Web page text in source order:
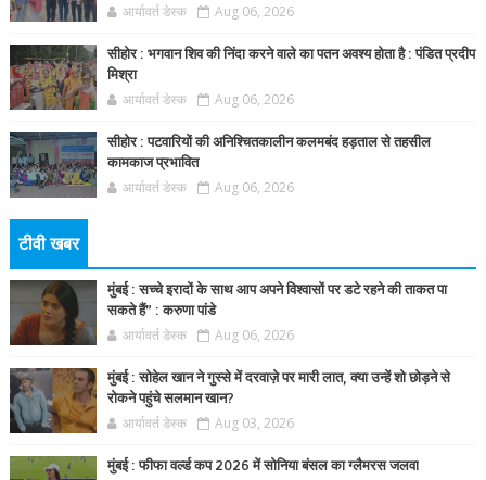
आर्यावर्त डेस्क Aug 06, 2026
सीहोर : भगवान शिव की निंदा करने वाले का पतन अवश्य होता है : पंडित प्रदीप
मिश्रा
आर्यावर्त डेस्क Aug 06, 2026
सीहोर : पटवारियों की अनिश्चितकालीन कलमबंद हड़ताल से तहसील
कामकाज प्रभावित
आर्यावर्त डेस्क Aug 06, 2026
टीवी खबर
मुंबई : सच्चे इरादों के साथ आप अपने विश्वासों पर डटे रहने की ताकत पा
सकते हैं” : करुणा पांडे
आर्यावर्त डेस्क Aug 06, 2026
मुंबई : सोहेल खान ने गुस्से में दरवाज़े पर मारी लात, क्या उन्हें शो छोड़ने से
रोकने पहुंचे सलमान खान?
आर्यावर्त डेस्क Aug 03, 2026
मुंबई : फीफा वर्ल्ड कप 2026 में सोनिया बंसल का ग्लैमरस जलवा